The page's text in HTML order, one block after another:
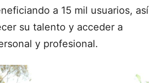
a 15 mil usuarios, así
su talento y acceder a
y profesional.